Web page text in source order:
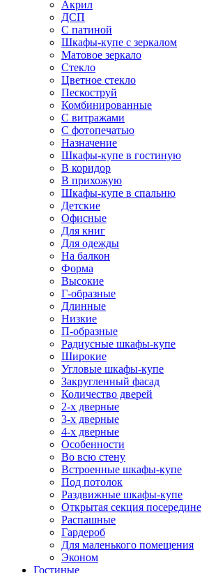
Акрил
ДСП
С патиной
Шкафы-купе с зеркалом
Матовое зеркало
Стекло
Цветное стекло
Пескоструй
Комбинированные
С витражами
С фотопечатью
Назначение
Шкафы-купе в гостиную
В коридор
В прихожую
Шкафы-купе в спальню
Детские
Офисные
Для книг
Для одежды
На балкон
Форма
Высокие
Г-образные
Длинные
Низкие
П-образные
Радиусные шкафы-купе
Широкие
Угловые шкафы-купе
Закругленный фасад
Количество дверей
2-х дверные
3-х дверные
4-х дверные
Особенности
Во всю стену
Встроенные шкафы-купе
Под потолок
Раздвижные шкафы-купе
Открытая секция посередине
Распашные
Гардероб
Для маленького помещения
Эконом
Гостиные